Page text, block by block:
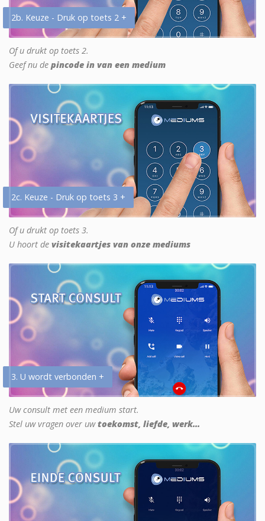
2b. Keuze - Druk op toets 2 +
Of u drukt op toets 2.
Geef nu de pincode in van een medium
2c. Keuze - Druk op toets 3 +
Of u drukt op toets 3.
U hoort de visitekaartjes van onze mediums
3. U wordt verbonden +
Uw consult met een medium start.
Stel uw vragen over uwtoekomst, liefde, werk...